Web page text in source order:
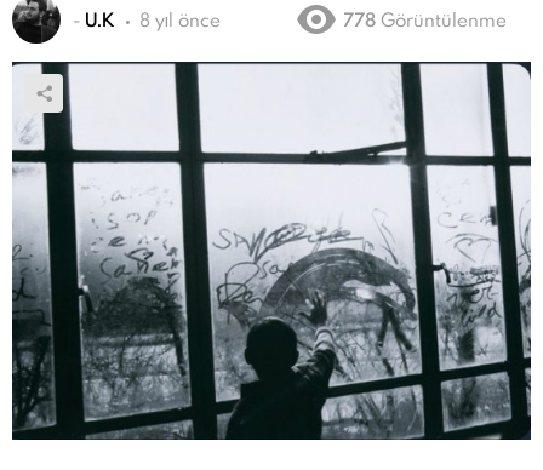
- U.K 8 yıl önce 778 Görüntülenme